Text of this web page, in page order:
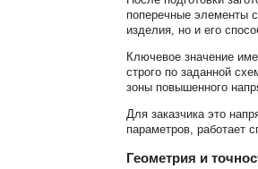
поперечные элементы
изделия, но и его
Ключевое значение
строго по заданной
зоны повышенного
Для заказчика это
параметров, работает
Геометрия и